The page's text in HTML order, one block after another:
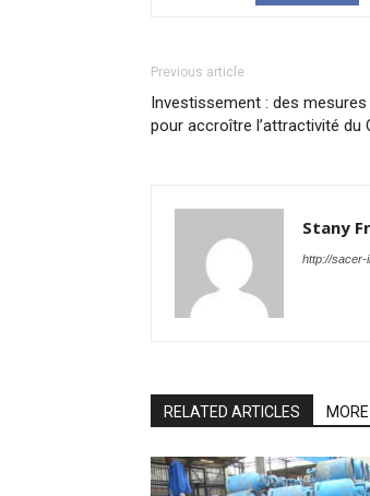
Previous article
Investissement : des
pour accroître l’attractivité du
Stany
http://sacer-
RELATED ARTICLES